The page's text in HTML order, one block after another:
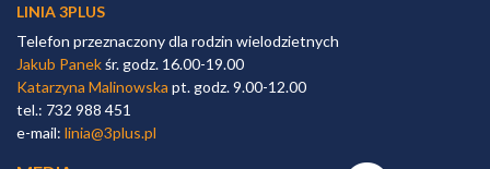
LINIA 3PLUS
Telefon przeznaczony dla rodzin wielodzietnych
Jakub Panekśr. godz. 16.00-19.00
Katarzyna Malinowska pt. godz. 9.00-12.00
tel.: 732 988 451
e-mail: linia@3plus.pl